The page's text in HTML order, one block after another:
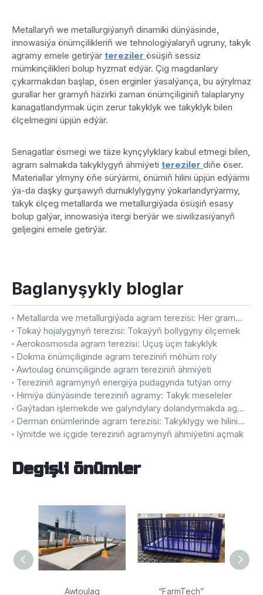
Metallaryň we metallurgiýanyň dinamiki dünýäsinde,
innowasiýa önümçilikleriň we tehnologiýalaryň ugruny, takyk
agramy emele getirýär tereziler ösüşiň sessiz
mümkinçilikleri bolup hyzmat edýär. Çig magdanlary
çykarmakdan başlap, ösen erginler ýasalýança, bu aýrylmaz
gurallar her gramyň häzirki zaman önümçiliginiň talaplaryny
kanagatlandyrmak üçin zerur takyklyk we takyklyk bilen
ölçelmegini üpjün edýär.
Senagatlar ösmegi we täze kynçylyklary kabul etmegi bilen,
agram salmakda takyklygyň ähmiýeti tereziler diňe öser.
Materiallar ylmyny öňe sürýärmi, önümiň hilini üpjün edýärmi
ýa-da daşky gurşawyň durnuklylygyny ýokarlandyrýarmy,
takyk ölçeg metallarda we metallurgiýada ösüşiň esasy
bolup galýar, innowasiýa itergi berýär we siwilizasiýanyň
geljegini emele getirýär.
Baglanyşykly bloglar
Metallarda we metallurgiýada agram terezisi: Her gramda takyklyk
Tokaý hojalygynyň terezisi: Tokaýyň bollygyny ölçemek
Aerokosmosda agram terezisi: Uçuş üçin takyklyk
Dokma önümçiliginde agram tereziniň möhüm roly
Awtoulag önümçiliginde agram tereziniň ähmiýeti
Tereziniň agramynyň energiýa pudagynda tutýan orny
Himiýa dünýäsinde tereziniň agramy: Takyk meseleler
Gaýtadan işlemekde we galyndylary dolandyrmakda agram tereziniň roly
Derman önümlerinde agram terezisi: Takyklygy we hilini üpjün etmek
Iýmitde we içgide tereziniň agramynyň ähmiýetini açmak
Degişli önümler
Awtoulag “FarmTech”